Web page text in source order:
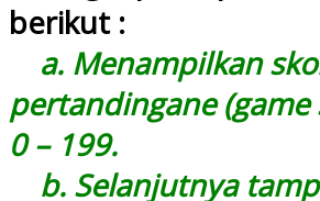
berikut :
a. Menampilkan
pertandingane (game
0 – 199.
b. Selanjutnya